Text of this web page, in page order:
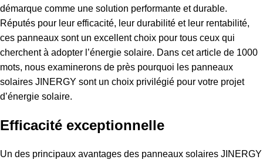
démarque comme une solution performante et durable.
Réputés pour leur efficacité, leur durabilité et leur rentabilité,
ces panneaux sont un excellent choix pour tous ceux qui
cherchent à adopter l’énergie solaire. Dans cet article de 1000
mots, nous examinerons de près pourquoi les panneaux
solaires JINERGY sont un choix privilégié pour votre projet
d’énergie solaire.
Efficacité exceptionnelle
Un des principaux avantages des panneaux solaires JINERGY